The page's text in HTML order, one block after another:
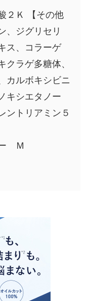
２Ｋ 【その他
、ジグリセリ
ス、コラーゲ
ラゲ多糖体、
カルボキシビニ
キシエタノー
ントリアミン５
Ｍ